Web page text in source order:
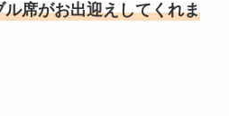
席がお出迎えしてくれま